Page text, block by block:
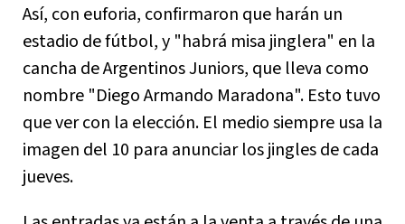
Así, con euforia, confirmaron que harán un
estadio de fútbol, y "habrá misa jinglera" en la
cancha de Argentinos Juniors, que lleva como
nombre "Diego Armando Maradona". Esto tuvo
que ver con la elección. El medio siempre usa la
imagen del 10 para anunciar los jingles de cada
jueves.